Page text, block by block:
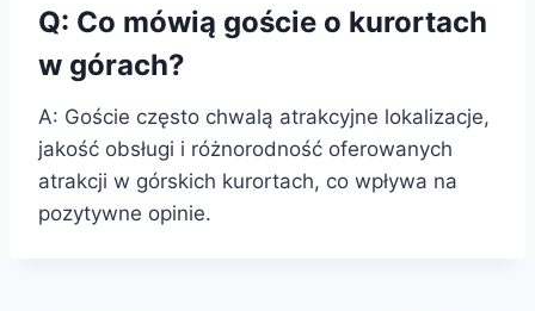
Q: Co mówią goście o kurortach
w górach?
A: Goście często chwalą atrakcyjne lokalizacje,
jakość obsługi i różnorodność oferowanych
atrakcji w górskich kurortach, co wpływa na
pozytywne opinie.